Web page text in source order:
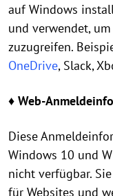
auf Windows
und verwendet,
zuzugreifen.
OneDrive, Slack,
♦ Web-
Diese
Windows 10 und
nicht verfügbar.
für Websites und